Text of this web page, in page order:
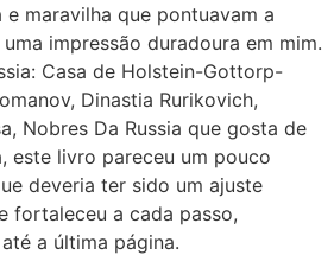
maravilha que pontuavam a
impressão duradoura em mim.
Casa de Holstein-Gottorp-
Dinastia Rurikovich,
Nobres Da Russia que gosta de
este livro pareceu um pouco
deveria ter sido um ajuste
fortaleceu a cada passo,
a última página.